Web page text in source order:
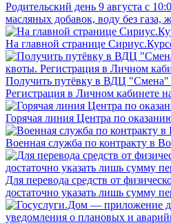
Родительский день 9 августа с
масляных добавок, воду без
На главной странице
Получить путёвку в ВДЦ "Смена"
Регистрация в Личном кабинете
Горячая линия Центра по
Военная служба по контракту в
Для перевода средств от
достаточно указать лишь сумму